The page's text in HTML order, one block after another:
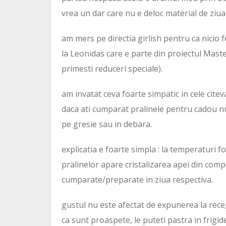
vrea un dar care nu e deloc material de
am mers pe directia girlish pentru ca nicio
la Leonidas care e parte din proiectul
primesti reduceri speciale).
am invatat ceva foarte simpatic in cele
daca ati cumparat pralinele pentru cadou
pe gresie sau in debara.
explicatia e foarte simpla : la temperaturi
pralinelor apare cristalizarea apei din
cumparate/preparate in ziua respectiva.
gustul nu este afectat de expunerea la
ca sunt proaspete, le puteti pastra in